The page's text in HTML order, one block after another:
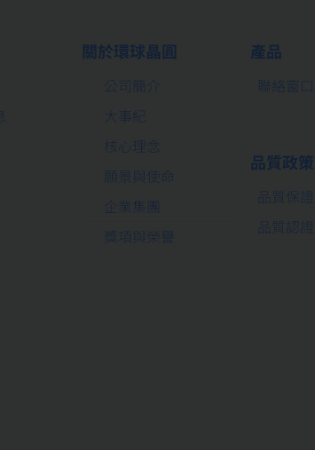
關於環球晶圓
公司簡介
大事紀
核心理念
願景與使命
企業集團
獎項與榮譽
產品
聯絡窗口
品質政策
品質保證
品質認證